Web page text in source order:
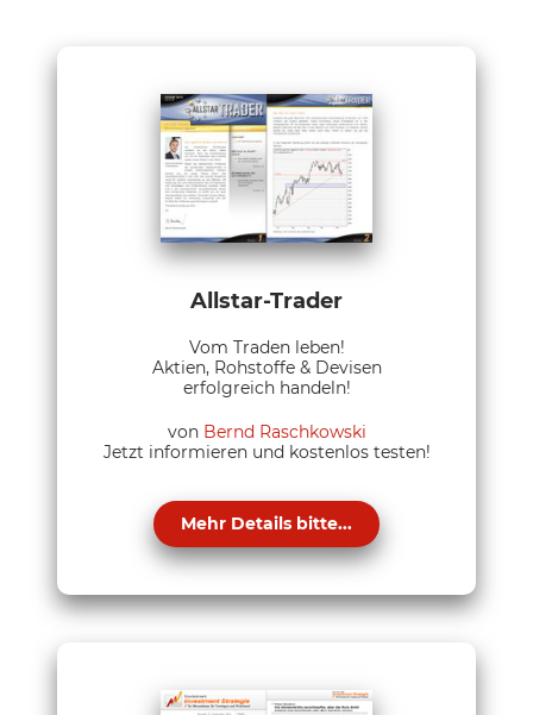
Allstar-Trader
Vom Traden leben!
Aktien, Rohstoffe & Devisen
erfolgreich handeln!
von Bernd Raschkowski
Jetzt informieren und kostenlos testen!
Mehr Details bitte...